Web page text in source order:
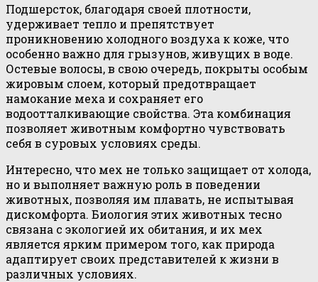
Подшерсток, благодаря своей плотности,
удерживает тепло и препятствует
проникновению холодного воздуха к коже, что
особенно важно для грызунов, живущих в воде.
Остевые волосы, в свою очередь, покрыты особым
жировым слоем, который предотвращает
намокание меха и сохраняет его
водоотталкивающие свойства. Эта комбинация
позволяет животным комфортно чувствовать
себя в суровых условиях среды.
Интересно, что мех не только защищает от холода,
но и выполняет важную роль в поведении
животных, позволяя им плавать, не испытывая
дискомфорта. Биология этих животных тесно
связана с экологией их обитания, и их мех
является ярким примером того, как природа
адаптирует своих представителей к жизни в
различных условиях.